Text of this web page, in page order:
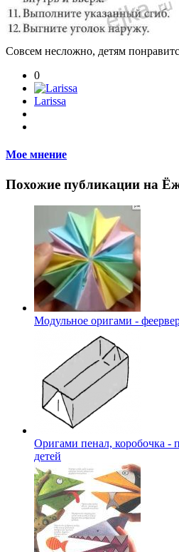
Совсем несложно, детям
0
Larissa
Мое мнение
Похожие публикации на
Модульное оригами -
Оригами пенал, коробочка -
детей